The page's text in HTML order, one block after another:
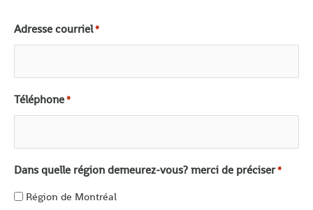
Adresse courriel*
Téléphone*
Dans quelle région demeurez-vous? merci de préciser*
Région de Montréal